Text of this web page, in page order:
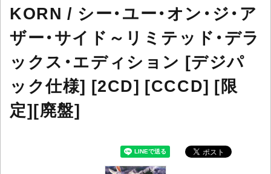
KORN / シー・ユー・オン・ジ・ア
ザー・サイド～リミテッド・デラ
ックス・エディション [デジパ
ック仕様] [2CD] [CCCD] [限
定][廃盤]